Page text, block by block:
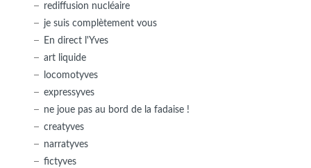
rediffusion nucléaire
je suis complètement vous
En direct l'Yves
art liquide
locomotyves
expressyves
ne joue pas au bord de la fadaise !
creatyves
narratyves
fictyves